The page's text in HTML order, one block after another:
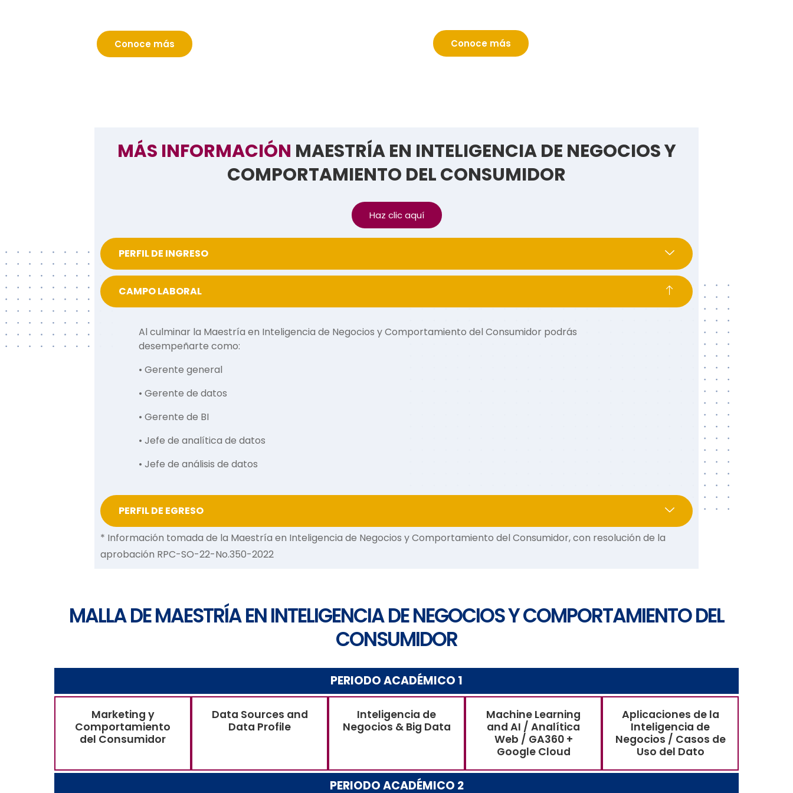
Conoce más Conoce más
MÁS INFORMACIÓN MAESTRÍA EN INTELIGENCIA DE NEGOCIOS Y
COMPORTAMIENTO DEL CONSUMIDOR
Haz clic aquí
PERFIL DE INGRESO
CAMPO LABORAL
Al culminar la Maestría en Inteligencia de Negocios y Comportamiento del Consumidor podrás
desempeñarte como:
• Gerente general
• Gerente de datos
• Gerente de BI
• Jefe de analítica de datos
• Jefe de análisis de datos
PERFIL DE EGRESO
* Información tomada de la Maestría en Inteligencia de Negocios y Comportamiento del Consumidor, con resolución de la
aprobación RPC-SO-22-No.350-2022
MALLA DE MAESTRÍA EN INTELIGENCIA DE NEGOCIOS Y COMPORTAMIENTO DEL
CONSUMIDOR
PERIODO ACADÉMICO 1
Marketing y
Comportamiento
del Consumidor
Data Sources and
Data Profile
Inteligencia de
Negocios & Big Data
Machine Learning
and AI / Analítica
Web / GA360 +
Google Cloud
Aplicaciones de la
Inteligencia de
Negocios / Casos de
Uso del Dato
PERIODO ACADÉMICO 2